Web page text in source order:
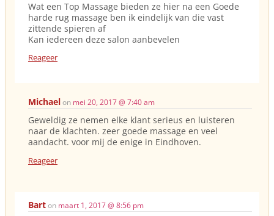
Wat een Top Massage bieden ze hier na een Goede
harde rug massage ben ik eindelijk van die vast
zittende spieren af
Kan iedereen deze salon aanbevelen
Reageer
Michaelon mei 20, 2017 @ 7:40 am
Geweldig ze nemen elke klant serieus en luisteren
naar de klachten. zeer goede massage en veel
aandacht. voor mij de enige in Eindhoven.
Reageer
Barton maart 1, 2017 @ 8:56 pm